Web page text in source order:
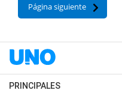
Página siguiente
PRINCIPALES